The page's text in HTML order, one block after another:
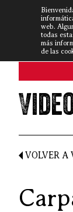
VOLVER A
web.
todas
más
de las